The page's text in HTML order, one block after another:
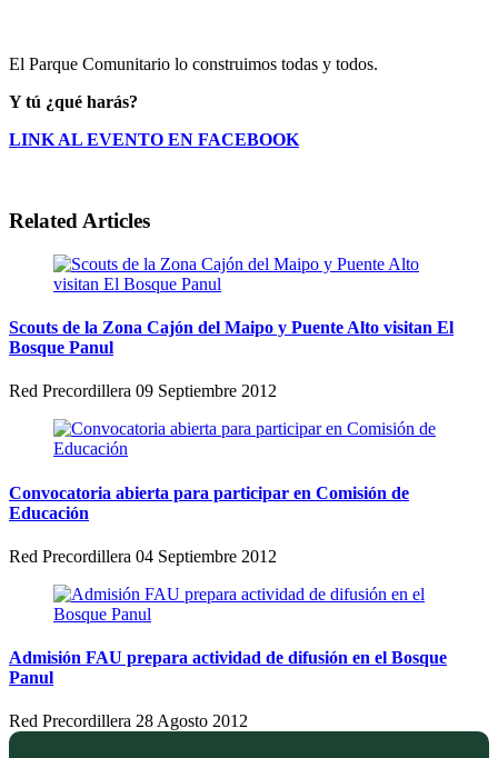
El Parque Comunitario lo construimos todas y todos.
Y tú ¿qué harás?
LINK AL EVENTO EN FACEBOOK
Related Articles
Scouts de la Zona Cajón del Maipo y Puente Alto visitan El
Bosque Panul
Red Precordillera 09 Septiembre 2012
Convocatoria abierta para participar en Comisión de
Educación
Red Precordillera 04 Septiembre 2012
Admisión FAU prepara actividad de difusión en el Bosque
Panul
Red Precordillera 28 Agosto 2012